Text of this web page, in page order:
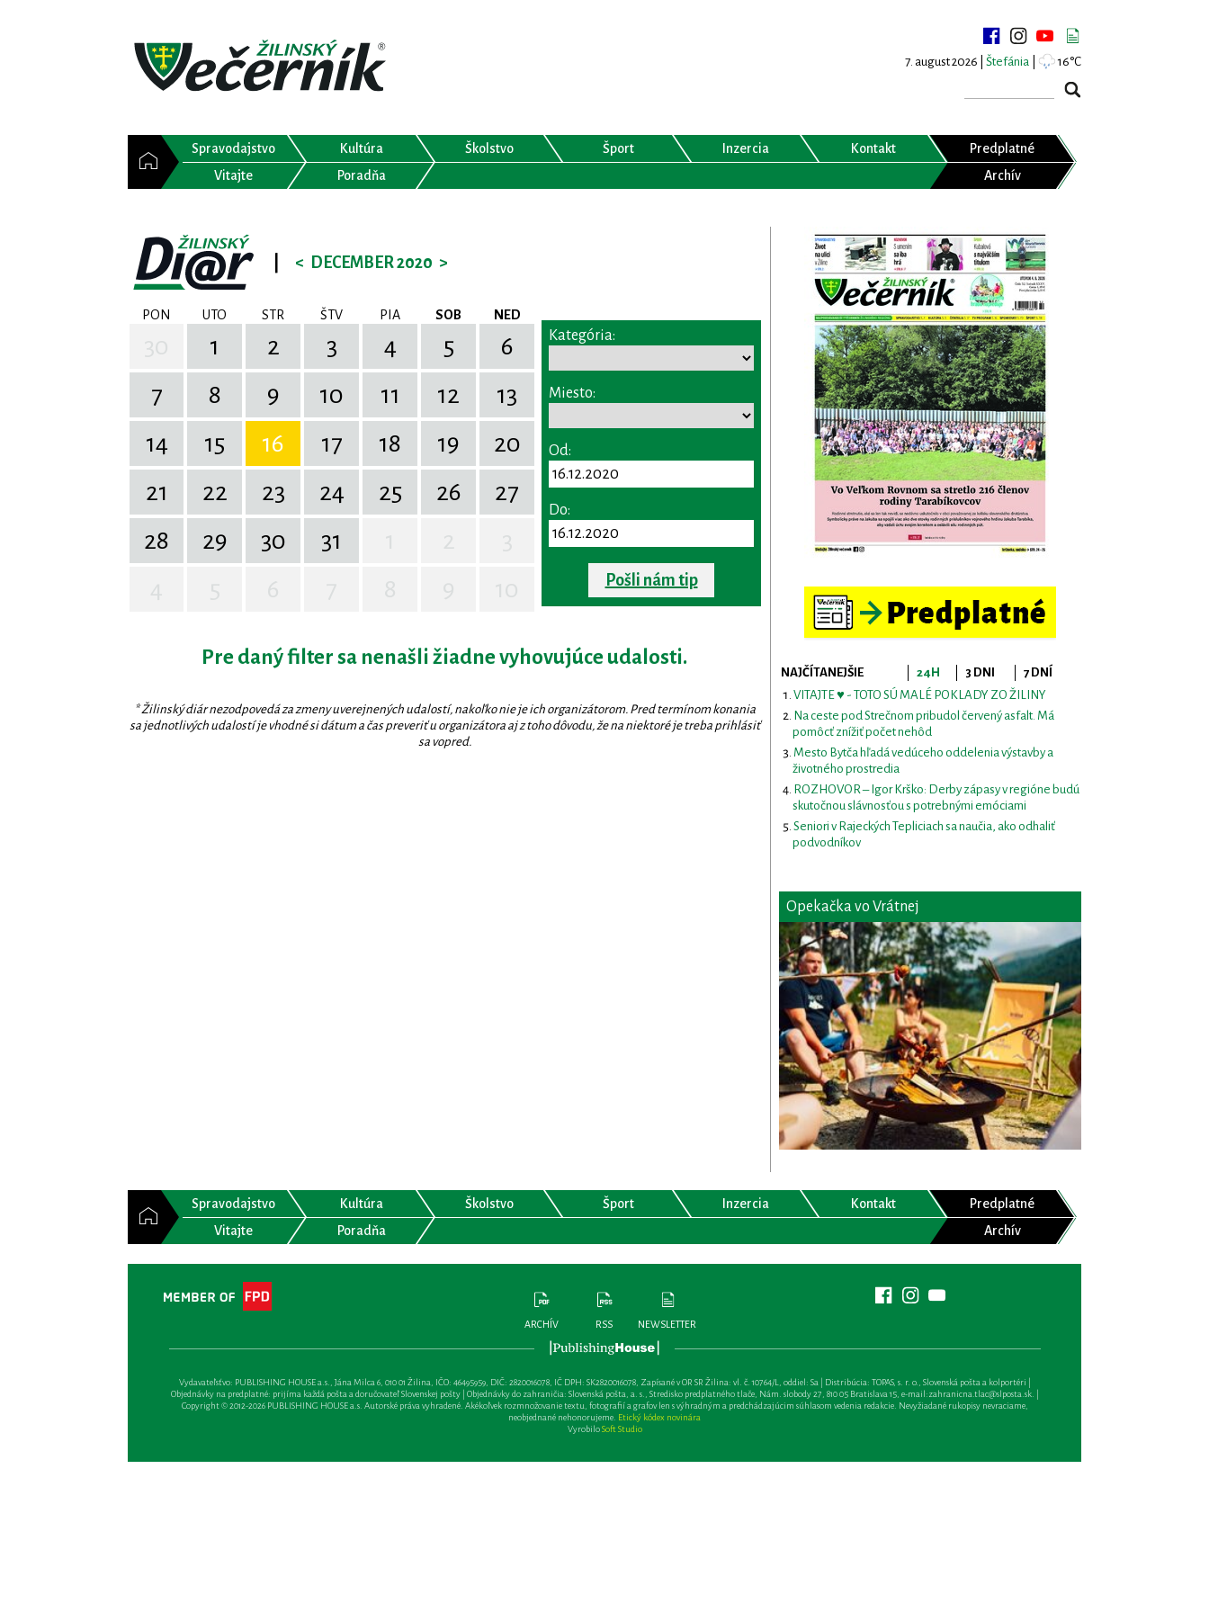
7. august 2026 | Štefánia 16°C
Spravodajstvo Kultúra Školstvo Šport Inzercia Kontakt
Predplatné
Vitajte
Poradňa Archív
< DECEMBER 2020 >
PON UTO STR ŠTV PIA SOB NED
1 2 3 4 5
6
7
8 9 10 11 12
13
14
15 16 17 18 19
20
21
22 23 24 25 26
27
28
29 30 31
Kategória:
Miesto:
Od:
Do:
Pošli nám tip
Pre daný filter sa nenašli žiadne vyhovujúce udalosti.
* Žilinský diár nezodpovedá za zmeny uverejnených udalostí, nakoľko nie je ich organizátorom. Pred termínom konania
sa jednotlivých udalostí je vhodné si dátum a čas preveriť u organizátora aj z toho dôvodu, že na niektoré je treba prihlásiť
sa vopred.
NAJČÍTANEJŠIE 24H 3 DNI
7 DNÍ
VITAJTE ♥ - TOTO SÚ MALÉ POKLADY ZO ŽILINY
Na ceste pod Strečnom pribudol červený asfalt. Má
pomôcť znížiť počet nehôd
Mesto Bytča hľadá vedúceho oddelenia výstavby a
životného prostredia
ROZHOVOR – Igor Krško: Derby zápasy v regióne budú
skutočnou slávnosťou s potrebnými emóciami
Seniori v Rajeckých Tepliciach sa naučia, ako odhaliť
podvodníkov
Opekačka vo Vrátnej
Spravodajstvo Kultúra Školstvo Šport Inzercia Kontakt
Predplatné
Vitajte
Poradňa Archív
ARCHÍV RSS NEWSLETTER
Vydavateľsťvo: PUBLISHING HOUSE a.s., Jána Milca 6, 010 01 Žilina, IČO: 46495959, DIČ: 2820016078, IČ DPH: SK2820016078, Zapísané v OR SR Žilina: vl. č. 10764/L, oddiel: Sa | Distribúcia: TOPAS, s. r. o., Slovenská pošta a kolportéri |
Objednávky na predplatné: prijíma každá pošta a doručovateľ Slovenskej pošty | Objednávky do zahraničia: Slovenská pošta, a. s., Stredisko predplatného tlače, Nám. slobody 27, 810 05 Bratislava 15, e-mail:zahranicna.tlac@slposta.sk. |
Copyright © 2012-2026 PUBLISHING HOUSE a.s. Autorské práva vyhradené. Akékoľvek rozmnožovanie textu, fotografií a grafov len s výhradným a predchádzajúcim súhlasom vedenia redakcie. Nevyžiadané rukopisy nevraciame,
neobjednané nehonorujeme. Etický kódex novinára
VyrobiloSoft Studio